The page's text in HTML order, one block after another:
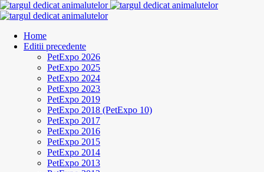
Home
Editii precedente
PetExpo 2026
PetExpo 2025
PetExpo 2024
PetExpo 2023
PetExpo 2019
PetExpo 2018 (PetExpo 10)
PetExpo 2017
PetExpo 2016
PetExpo 2015
PetExpo 2014
PetExpo 2013